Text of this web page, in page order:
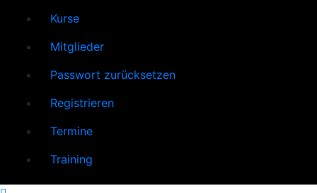
Kurse
Mitglieder
Passwort zurücksetzen
Registrieren
Termine
Training